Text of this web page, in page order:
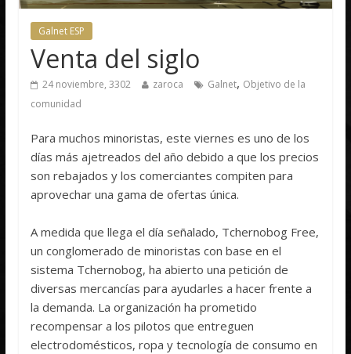
Galnet ESP
Venta del siglo
24 noviembre, 3302 zaroca Galnet, Objetivo de la
comunidad
Para muchos minoristas, este viernes es uno de los
días más ajetreados del año debido a que los precios
son rebajados y los comerciantes compiten para
aprovechar una gama de ofertas única.
A medida que llega el día señalado, Tchernobog Free,
un conglomerado de minoristas con base en el
sistema Tchernobog, ha abierto una petición de
diversas mercancías para ayudarles a hacer frente a
la demanda. La organización ha prometido
recompensar a los pilotos que entreguen
electrodomésticos, ropa y tecnología de consumo en